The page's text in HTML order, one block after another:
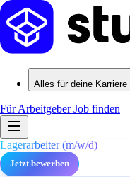
Alles für deine Karriere
Für ArbeitgeberJob finden
Lagerarbeiter (m/w/d)
Jetzt bewerben